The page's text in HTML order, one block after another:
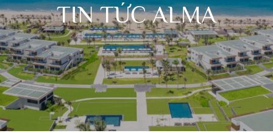
TIN TỨC ALMA